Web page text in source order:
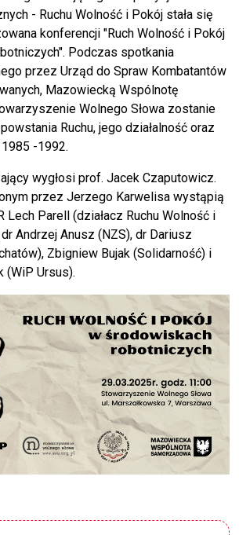
- Ruchu Wolność i Pokój stała się
konferencji "Ruch Wolność i Pokój
Podczas spotkania
przez Urząd do Spraw Kombatantów
Mazowiecką Wspólnotę
Wolnego Słowa zostanie
Ruchu, jego działalność oraz
-1992.
wygłosi prof. Jacek Czaputowicz.
przez Jerzego Karwelisa wystąpią
Lech Parell (działacz Ruchu Wolność i
Andrzej Anusz (NZS), dr Dariusz
Zbigniew Bujak (Solidarność) i
(WiP Ursus).